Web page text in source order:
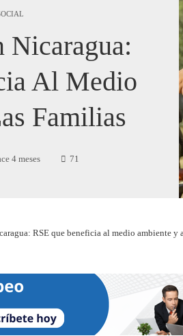
Nicaragua:
Al Medio
Familias
4 meses 71
RSE que beneficia al medio ambiente y